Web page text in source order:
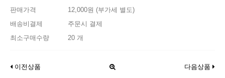
판매가격
12,000원 (부가세 별도)
배송비결제
주문시 결제
최소구매수량
20 개
이전상품 다음상품